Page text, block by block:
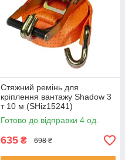
Стяжний ремінь для
кріплення вантажу Shadow 3
т 10 м (SHiz15241)
Готово до відправки 4 од.
635 ₴ 698 ₴